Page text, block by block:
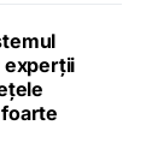
experții